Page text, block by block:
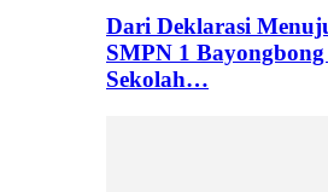
Dari Deklarasi
SMPN 1
Sekolah…